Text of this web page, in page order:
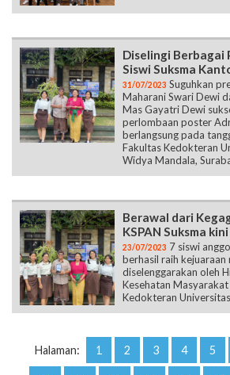
Diselingi Berbagai
Siswi Suksma
31/07/2023 Suguhkan
Maharani Swari Dewi
Mas Gayatri Dewi
perlombaan poster
berlangsung pada
Fakultas Kedokteran
Widya Mandala,
Berawal dari
KSPAN Suksma
23/07/2023 7 siswi
berhasil raih kejuaraan
diselenggarakan oleh
Kesehatan
Kedokteran
Halaman: 1 2 3 4 5